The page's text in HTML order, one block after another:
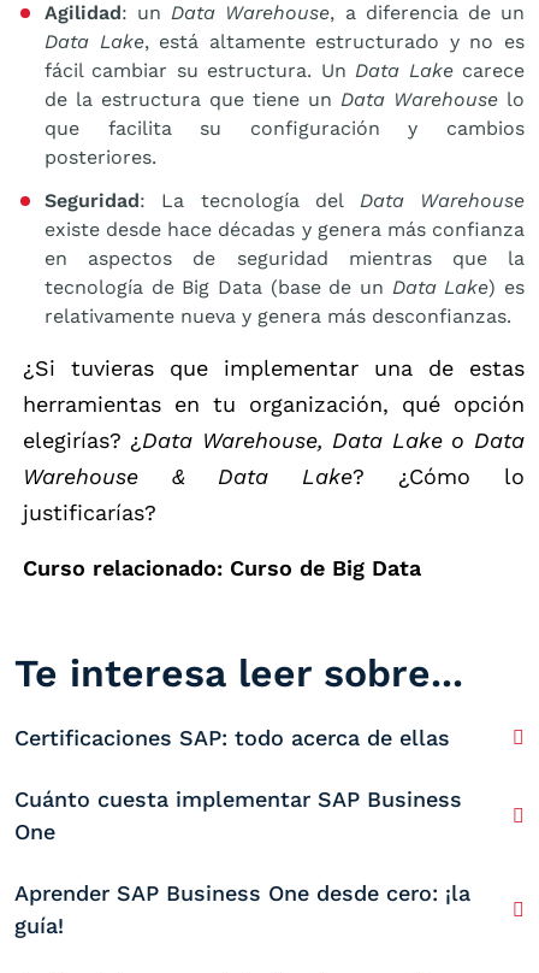
Agilidad: unData Warehouse, a diferencia de un
Data Lake, está altamente estructurado y no es
fácil cambiar su estructura. UnData Lake carece
de la estructura que tiene un Data Warehouse lo
que facilita su configuración y cambios
posteriores.
Seguridad: La tecnología del Data Warehouse
existe desde hace décadas y genera más confianza
en aspectos de seguridad mientras que la
tecnología de Big Data (base de un Data Lake) es
relativamente nueva y genera más desconfianzas.
¿Si tuvieras que implementar una de estas
herramientas en tu organización, qué opción
elegirías? ¿ Data Warehouse, Data Lake o Data
Warehouse & Data Lake? ¿Cómo lo
justificarías?
Curso relacionado: Curso de Big Data
Te interesa leer sobre...
Certificaciones SAP: todo acerca de ellas
Cuánto cuesta implementar SAP Business
One
Aprender SAP Business One desde cero: ¡la
guía!